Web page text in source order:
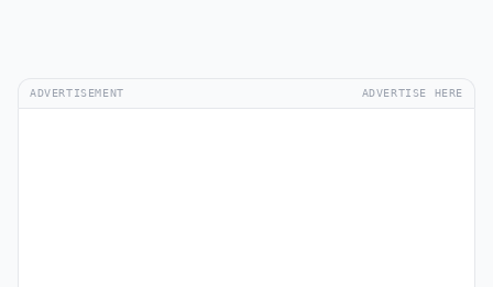
ADVERTISEMENT ADVERTISE HERE